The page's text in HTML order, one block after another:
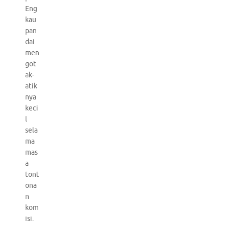
Eng
kau
pan
dai
men
got
ak-
atik
nya
keci
l
sela
ma
mas
a
tont
ona
n
kom
isi.